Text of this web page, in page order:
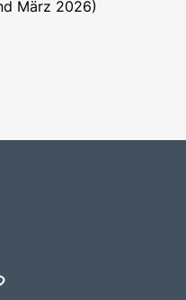
März 2026)